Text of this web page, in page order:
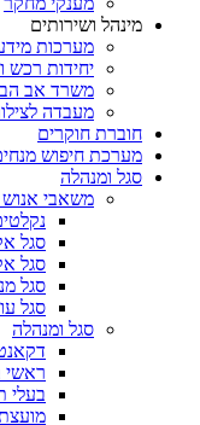
מינהל ושירותים
מערכות
יחידות רכש
משרד אב
מעבדה
חוברת חוקרים
מערכת חיפוש
סגל ומנהלה
משאבי
סגל
סגל
סגל
סגל
סגל ומנהלה
ראשי
בעלי